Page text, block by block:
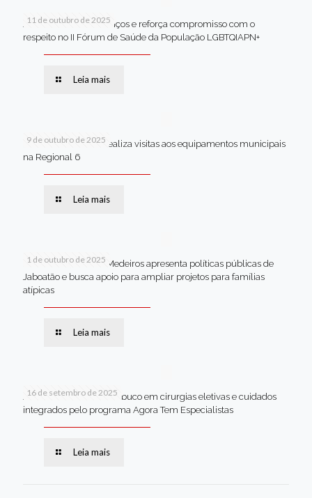
11 de outubro de 2025
Jaboatão celebra avanços e reforça compromisso com o
respeito no II Fórum de Saúde da População LGBTQIAPN+
Leia mais
9 de outubro de 2025
Van dos secretários realiza visitas aos equipamentos municipais
na Regional 6
Leia mais
1 de outubro de 2025
Em Brasília, Andréa Medeiros apresenta políticas públicas de
Jaboatão e busca apoio para ampliar projetos para famílias
atípicas
Leia mais
16 de setembro de 2025
Jaboatão lidera Pernambuco em cirurgias eletivas e cuidados
integrados pelo programa Agora Tem Especialistas
Leia mais